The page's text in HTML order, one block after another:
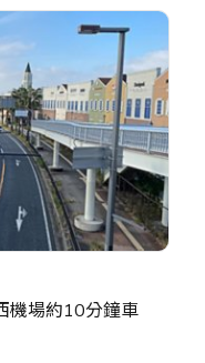
機場約10分鐘車